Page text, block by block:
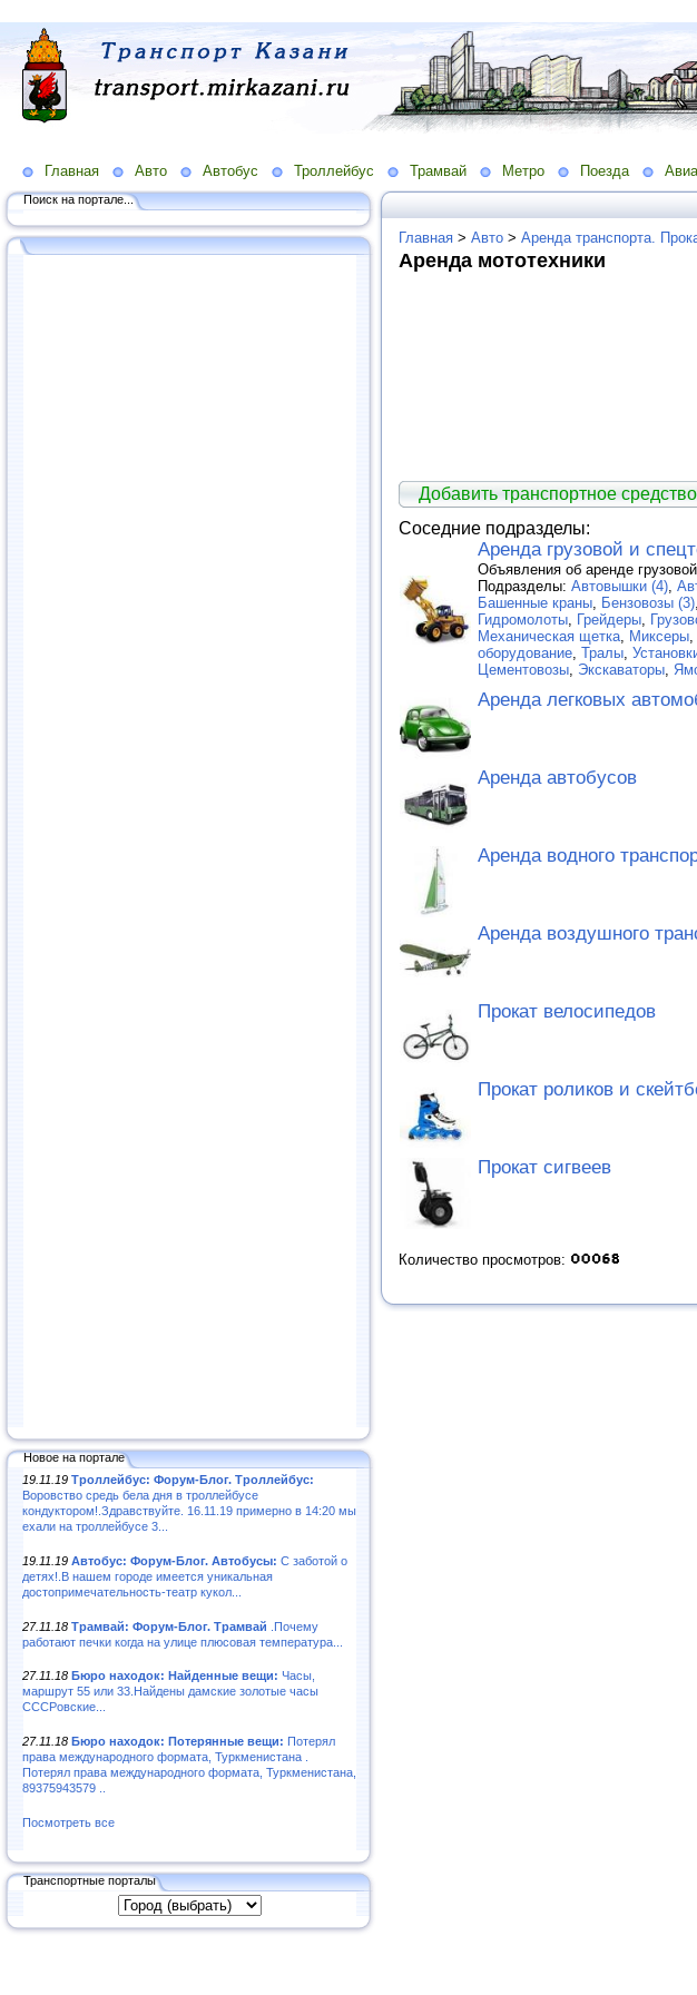
Главная Авто Автобус Троллейбус Трамвай Метро Поезда Авиа
Поиск на портале...
Новое на портале
19.11.19 Троллейбус: Форум-Блог. Троллейбус:
Воровство средь бела дня в троллейбусе
кондуктором!.Здравствуйте. 16.11.19 примерно в 14:20 мы
ехали на троллейбусе 3...
19.11.19 Автобус: Форум-Блог. Автобусы: С заботой о
детях!.В нашем городе имеется уникальная
достопримечательность-театр кукол...
27.11.18 Трамвай: Форум-Блог. Трамвай .Почему
работают печки когда на улице плюсовая температура...
27.11.18 Бюро находок: Найденные вещи: Часы,
маршрут 55 или 33.Найдены дамские золотые часы
СССРовские...
27.11.18 Бюро находок: Потерянные вещи: Потерял
права международного формата, Туркменистана .
Потерял права международного формата, Туркменистана,
89375943579 ..
Посмотреть все
Транспортные порталы
Главная > Авто > Аренда транспорта.
Аренда мототехники
Добавить транспортное средство
Соседние подразделы:
Аренда грузовой и
Объявления об аренде
Подразделы: Автовышки (4)
Башенные краны Бензовозы (3)
Гидромолоты Грейдеры
Механическая щетка Миксеры
оборудование Тралы
Цементовозы Экскаваторы
Аренда легковых
Аренда автобусов
Аренда водного
Аренда воздушного
Прокат велосипедов
Прокат роликов и
Прокат сигвеев
Количество просмотров: